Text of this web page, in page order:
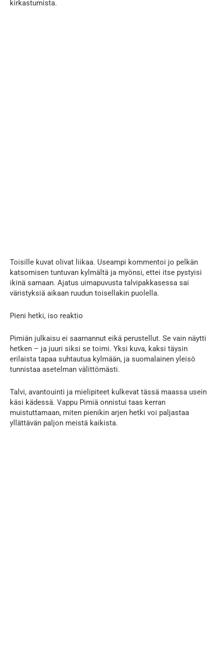
kirkastumista.
Toisille kuvat olivat liikaa. Useampi kommentoi jo pelkän
katsomisen tuntuvan kylmältä ja myönsi, ettei itse pystyisi
ikinä samaan. Ajatus uimapuvusta talvipakkasessa sai
väristyksiä aikaan ruudun toisellakin puolella.
Pieni hetki, iso reaktio
Pimiän julkaisu ei saarnannut eikä perustellut. Se vain näytti
hetken – ja juuri siksi se toimi. Yksi kuva, kaksi täysin
erilaista tapaa suhtautua kylmään, ja suomalainen yleisö
tunnistaa asetelman välittömästi.
Talvi, avantouinti ja mielipiteet kulkevat tässä maassa usein
käsi kädessä. Vappu Pimiä onnistui taas kerran
muistuttamaan, miten pienikin arjen hetki voi paljastaa
yllättävän paljon meistä kaikista.